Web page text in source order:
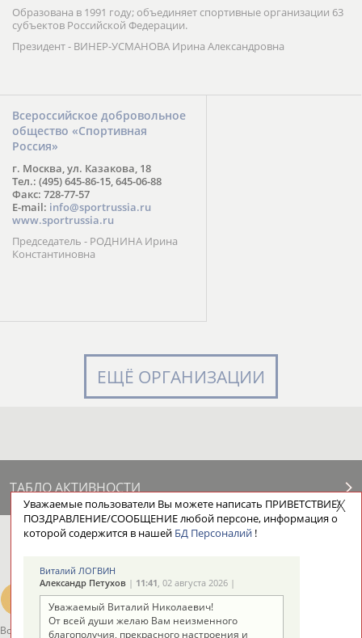
Образована в 1991 году; объединяет спортивные организации 63
субъектов Российской Федерации.
Президент - ВИНЕР-УСМАНОВА Ирина Александровна
Всероссийское добровольное
общество «Спортивная
Россия»
г. Москва, ул. Казакова, 18
Тел.: (495) 645-86-15, 645-06-88
Факс: 728-77-57
E-mail: info@sportrussia.ru
www.sportrussia.ru
Председатель - РОДНИНА Ирина
Константиновна
ЕЩЁ ОРГАНИЗАЦИИ
ТАБЛО АКТИВНОСТИ
ЦЕЛИ ПРОЕКТА НАШИ КНОПКИ
Вопросы сотрудничества и совместной деятельности
Уважаемые пользователи Вы можете написать ПРИВЕТСТВИЕ/
ПОЗДРАВЛЕНИЕ/СООБЩЕНИЕ любой персоне, информация о
которой содержится в нашей БД Персоналий!
Виталий ЛОГВИН
Александр Петухов| 11:41, 02 августа 2026 |
Уважаемый Виталий Николаевич!
От всей души желаю Вам неизменного
благополучия, прекрасного настроения и